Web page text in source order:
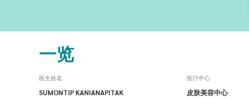
一览
医生姓名
SUMONTIP KANIANAPITAK
医疗中心
皮肤美容中心